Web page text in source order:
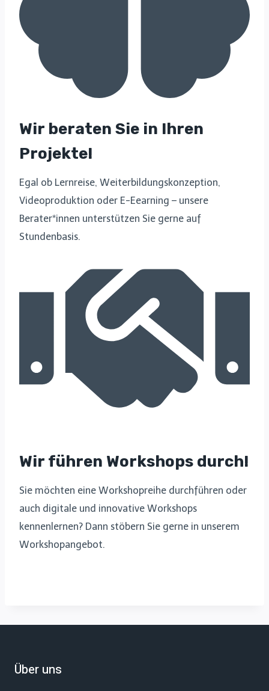
Wir beraten Sie in Ihren
Projekte!
Egal ob Lernreise, Weiterbildungskonzeption,
Videoproduktion oder E-Eearning – unsere
Berater*innen unterstützen Sie gerne auf
Stundenbasis.
Wir führen Workshops durch!
Sie möchten eine Workshopreihe durchführen oder
auch digitale und innovative Workshops
kennenlernen? Dann stöbern Sie gerne in unserem
Workshopangebot.
Über uns